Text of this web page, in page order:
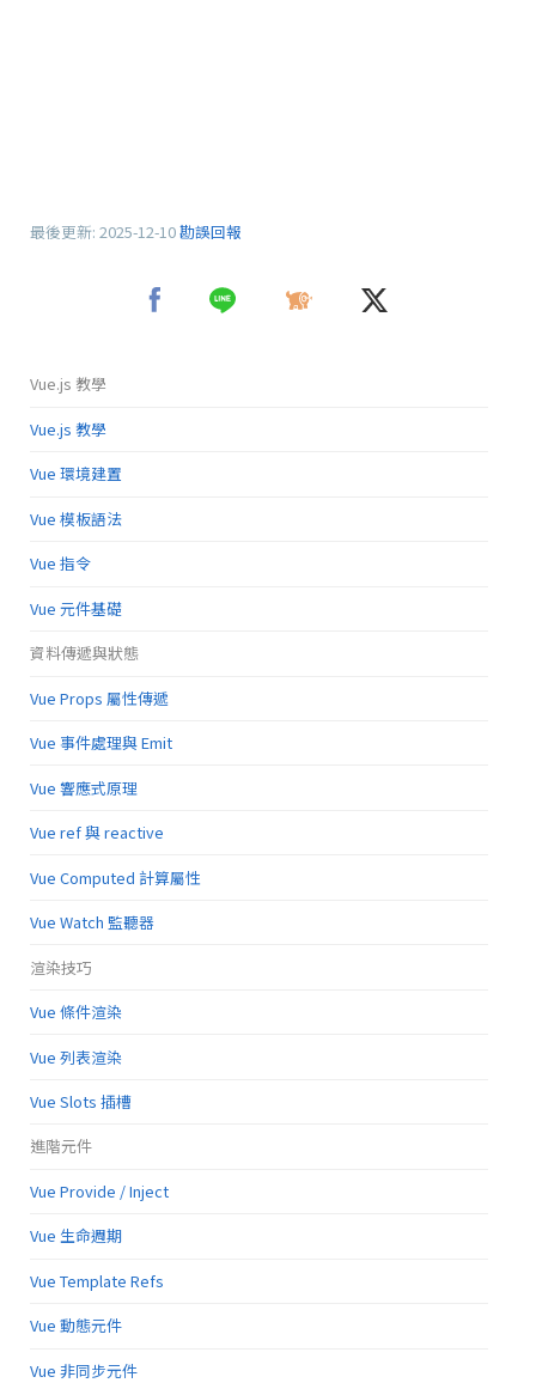
最後更新: 2025-12-10勘誤回報
Vue.js 教學
Vue.js 教學
Vue 環境建置
Vue 模板語法
Vue 指令
Vue 元件基礎
資料傳遞與狀態
Vue Props 屬性傳遞
Vue 事件處理與 Emit
Vue 響應式原理
Vue ref 與 reactive
Vue Computed 計算屬性
Vue Watch 監聽器
渲染技巧
Vue 條件渲染
Vue 列表渲染
Vue Slots 插槽
進階元件
Vue Provide / Inject
Vue 生命週期
Vue Template Refs
Vue 動態元件
Vue 非同步元件